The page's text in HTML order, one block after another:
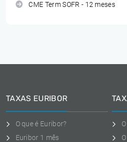
CME Term SOFR - 12 meses
TAXAS EURIBOR
O que é Euribor?
Euribor 1 mês